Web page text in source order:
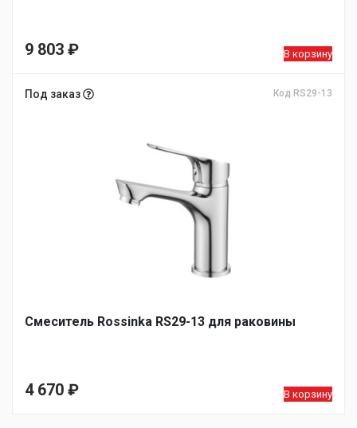
9 803 ₽ В корзину
Под заказ Код RS29-13
Смеситель Rossinka RS29-13 для раковины
4 670 ₽ В корзину